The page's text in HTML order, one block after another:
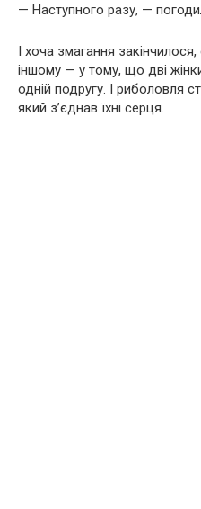
— Наступного разу, —
І хоча змагання
іншому — у тому, що дві
одній подругу. І риболовля
який з’єднав їхні серця.